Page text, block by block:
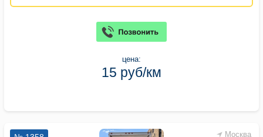
цена:
15 руб/км
Москва